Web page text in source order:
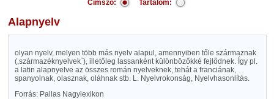
Címszó: Tartalom:
Alapnyelv
olyan nyelv, melyen több más nyelv alapul, amennyiben tőle származnak
(,származéknyelvek`), illetőleg lassanként különbözőkké fejlődnek. Így pl.
a latin alapnyelve az összes román nyelveknek, tehát a franciának,
spanyolnak, olasznak, oláhnak stb. L. Nyelvrokonság, Nyelvhasonlítás.
Forrás: Pallas Nagylexikon